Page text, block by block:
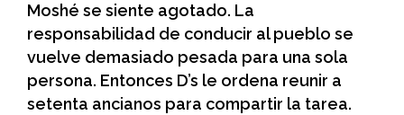
Moshé se siente agotado. La
responsabilidad de conducir al pueblo se
vuelve demasiado pesada para una sola
persona. Entonces D’s le ordena reunir a
setenta ancianos para compartir la tarea.